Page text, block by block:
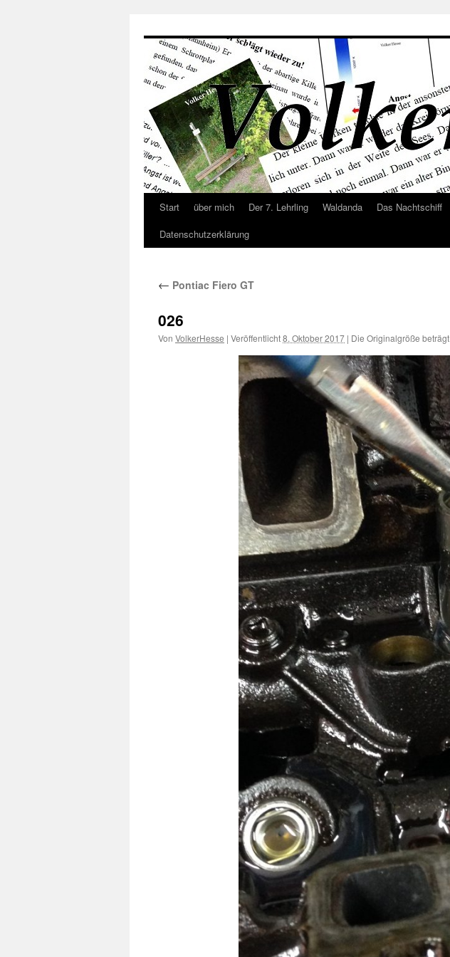
springen
Start über mich Der 7. Lehrling Waldanda Das Nachtschiff
Datenschutzerklärung
← Pontiac Fiero GT
026
Von VolkerHesse | Veröffentlicht8. Oktober 2017 | Die Originalgröße beträgt